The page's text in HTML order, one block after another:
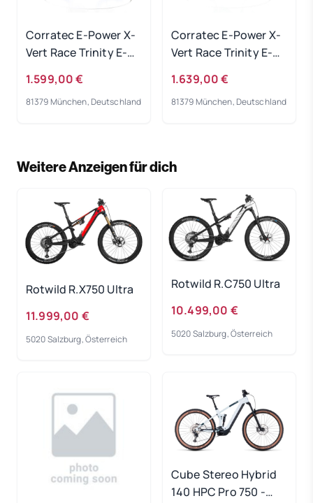
Corratec E-Power X-
Vert Race Trinity E-
1.599,00 €
81379 München, Deutschland
Corratec E-Power X-
Vert Race Trinity E-
1.639,00 €
81379 München, Deutschland
Weitere Anzeigen für dich
Rotwild R.X750 Ultra
11.999,00 €
5020 Salzburg, Österreich
Rotwild R.C750 Ultra
10.499,00 €
5020 Salzburg, Österreich
Cube Stereo Hybrid
140 HPC Pro 750 -